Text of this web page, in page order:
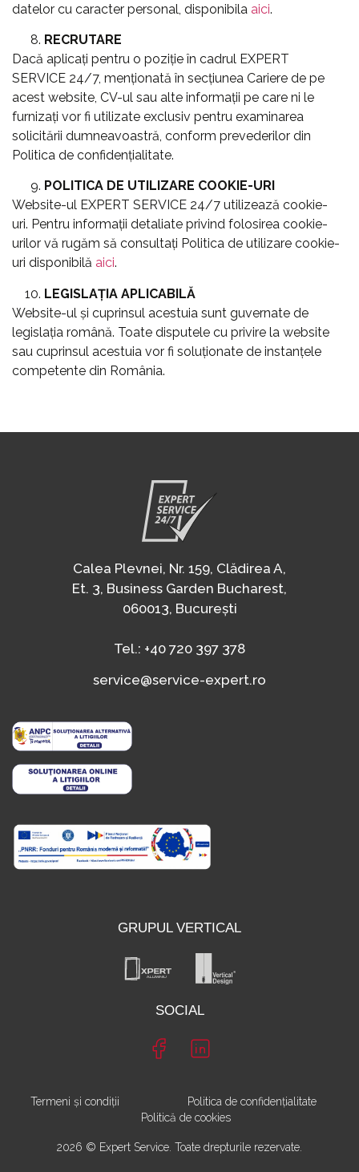
datelor cu caracter personal, disponibila aici.
RECRUTARE
Dacă aplicați pentru o poziție în cadrul EXPERT
SERVICE 24/7, menţionată în secțiunea Cariere de pe
acest website, CV-ul sau alte informații pe care ni le
furnizați vor fi utilizate exclusiv pentru examinarea
solicitării dumneavoastră, conform prevederilor din
Politica de confidențialitate.
POLITICA DE UTILIZARE COOKIE-URI
Website-ul EXPERT SERVICE 24/7 utilizează cookie-
uri. Pentru informații detaliate privind folosirea cookie-
urilor vă rugăm să consultați Politica de utilizare cookie-
uri disponibilă aici.
LEGISLAȚIA APLICABILĂ
Website-ul şi cuprinsul acestuia sunt guvernate de
legislaţia română. Toate disputele cu privire la website
sau cuprinsul acestuia vor fi soluționate de instanţele
competente din România.
Calea Plevnei, Nr. 159, Clădirea A,
Et. 3, Business Garden Bucharest,
060013, București
Tel.: +40 720 397 378
service@service-expert.ro
GRUPUL VERTICAL
SOCIAL
Termeni și condiții
Politica de confidențialitate
Politică de cookies
2026 © Expert Service. Toate drepturile rezervate.